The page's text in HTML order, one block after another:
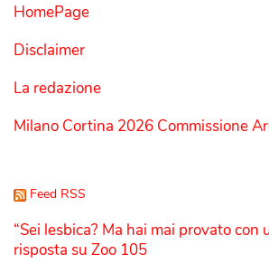
HomePage
Disclaimer
La redazione
Milano Cortina 2026 Commissione
Feed RSS
“Sei lesbica? Ma hai mai provato con
risposta su Zoo 105